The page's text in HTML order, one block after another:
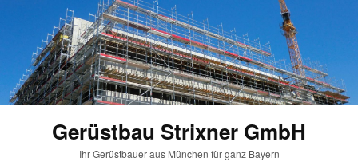
Gerüstbau Strixner GmbH
Ihr Gerüstbauer aus München für ganz Bayern